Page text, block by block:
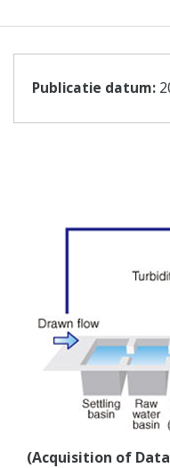
Publicatie datum:
(Acquisition of